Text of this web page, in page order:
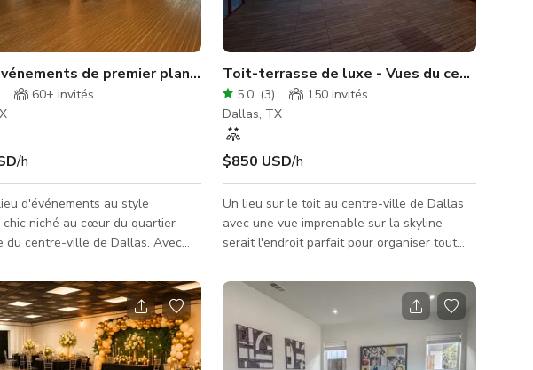
de premier plan dans le West End historique
60+ invités
/h
d'événements au style
niché au cœur du quartier
du centre-ville de Dallas. Avec
invités et 300 places assises,
parfait pour mariages,
et événements d'entreprise.
offre une suite nuptiale privée de
complète avec un luxueux bar de
Toit-terrasse de luxe - Vues du centre-ville
5.0 (3) 150 invités
Dallas, TX
$850 USD/h
Un lieu sur le toit au centre-ville de Dallas
avec une vue imprenable sur la skyline
serait l'endroit parfait pour organiser tout
extérieure et une pelouse douce, vos invités
peuvent profiter d'une soirée sous les
étoiles avec cocktails et nourriture. À
l'intérieur, une cuisine moderne avec îlot
pour un grand rassemblement, et 2 pièces